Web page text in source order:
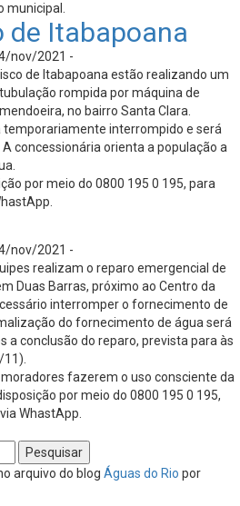
de Itabapoana
nov/2021 -
de Itabapoana estão realizando um
rompida por máquina de
no bairro Santa Clara.
interrompido e será
concessionária orienta a população a
por meio do 0800 195 0 195, para
nov/2021 -
realizam o reparo emergencial de
Duas Barras, próximo ao Centro da
interromper o fornecimento de
do fornecimento de água será
a conclusão do reparo, prevista para às
fazerem o uso consciente da
por meio do 0800 195 0 195,
WhastApp.
arquivo do blog Águas do Rio por